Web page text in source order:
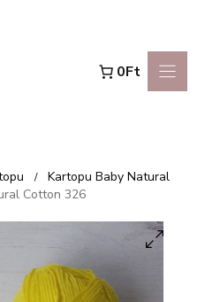
0Ft
/
Kartopu Baby Natural
Cotton 326